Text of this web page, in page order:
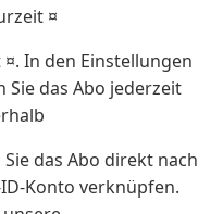
¤
In den Einstellungen
Sie das Abo jederzeit
das Abo direkt nach
Konto verknüpfen.